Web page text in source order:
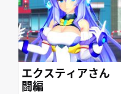
エクスティアさん
闘編